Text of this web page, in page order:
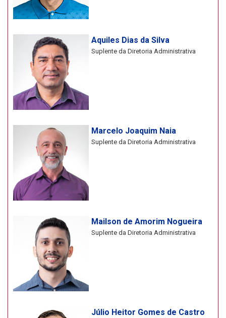
Aquiles Dias da Silva
Suplente da Diretoria Administrativa
Marcelo Joaquim Naia
Suplente da Diretoria Administrativa
Mailson de Amorim Nogueira
Suplente da Diretoria Administrativa
Júlio Heitor Gomes de Castro